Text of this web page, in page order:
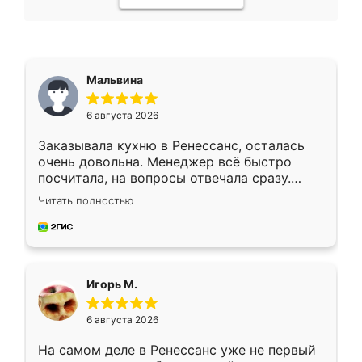
Мальвина
6 августа 2026
Заказывала кухню в Ренессанс, осталась
очень довольна. Менеджер всё быстро
посчитала, на вопросы отвечала сразу.
Замерщик приехал в субботу, подошёл к
делу со всей ответственностью. Собрали
за день, ребята работали аккуратно, даже
Читать полностью
Игорь М.
6 августа 2026
На самом деле в Ренессанс уже не первый